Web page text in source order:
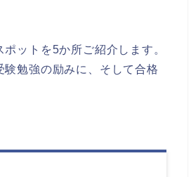
ットを5か所ご紹介します。
勉強の励みに、そして合格